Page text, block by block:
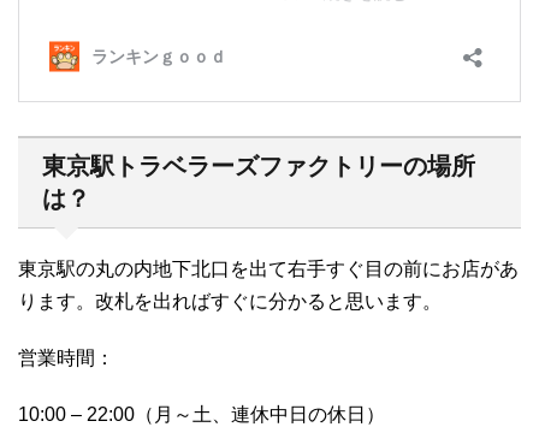
東京駅トラベラーズファクトリーの場所
は？
東京駅の丸の内地下北口を出て右手すぐ目の前にお店があ
ります。改札を出ればすぐに分かると思います。
営業時間：
10:00 – 22:00（月～土、連休中日の休日）